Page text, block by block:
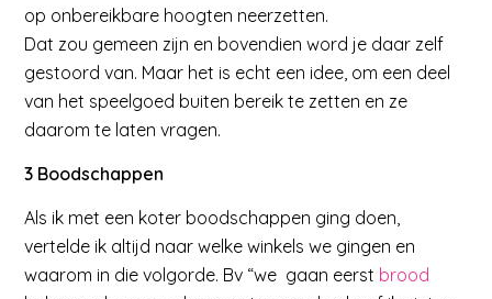
op onbereikbare hoogten neerzetten.
Dat zou gemeen zijn en bovendien word je daar zelf
gestoord van. Maar het is echt een idee, om een deel
van het speelgoed buiten bereik te zetten en ze
daarom te laten vragen.
3 Boodschappen
Als ik met een koter boodschappen ging doen,
vertelde ik altijd naar welke winkels we gingen en
waarom in die volgorde. Bv “we gaan eerst brood